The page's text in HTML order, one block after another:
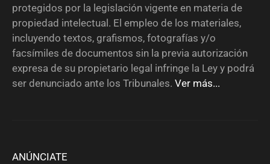
protegidos por la legislación vigente en materia de
propiedad intelectual. El empleo de los materiales,
incluyendo textos, grafismos, fotografías y/o
facsímiles de documentos sin la previa autorización
expresa de su propietario legal infringe la Ley y podrá
ser denunciado ante los Tribunales. Ver más...
ANÚNCIATE